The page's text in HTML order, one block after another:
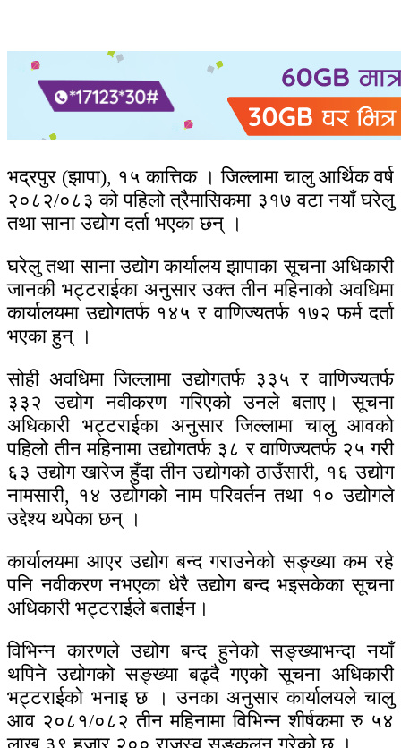
भद्रपुर (झापा), १५ कात्तिक । जिल्लामा चालु आर्थिक वर्ष
२०८२/०८३ को पहिलो त्रैमासिकमा ३१७ वटा नयाँ घरेलु
तथा साना उद्योग दर्ता भएका छन् ।
घरेलु तथा साना उद्योग कार्यालय झापाका सूचना अधिकारी
जानकी भट्टराईका अनुसार उक्त तीन महिनाको अवधिमा
कार्यालयमा उद्योगतर्फ १४५ र वाणिज्यतर्फ १७२ फर्म दर्ता
भएका हुन् ।
सोही अवधिमा जिल्लामा उद्योगतर्फ ३३५ र वाणिज्यतर्फ
३३२ उद्योग नवीकरण गरिएको उनले बताए। सूचना
अधिकारी भट्टराईका अनुसार जिल्लामा चालु आवको
पहिलो तीन महिनामा उद्योगतर्फ ३८ र वाणिज्यतर्फ २५ गरी
६३ उद्योग खारेज हुँदा तीन उद्योगको ठाउँसारी, १६ उद्योग
नामसारी, १४ उद्योगको नाम परिवर्तन तथा १० उद्योगले
उद्देश्य थपेका छन् ।
कार्यालयमा आएर उद्योग बन्द गराउनेको सङ्ख्या कम रहे
पनि नवीकरण नभएका धेरै उद्योग बन्द भइसकेका सूचना
अधिकारी भट्टराईले बताईन।
विभिन्न कारणले उद्योग बन्द हुनेको सङ्ख्याभन्दा नयाँ
थपिने उद्योगको सङ्ख्या बढ्दै गएको सूचना अधिकारी
भट्टराईको भनाइ छ । उनका अनुसार कार्यालयले चालु
आव २०८१/०८२ तीन महिनामा विभिन्न शीर्षकमा रु ५४